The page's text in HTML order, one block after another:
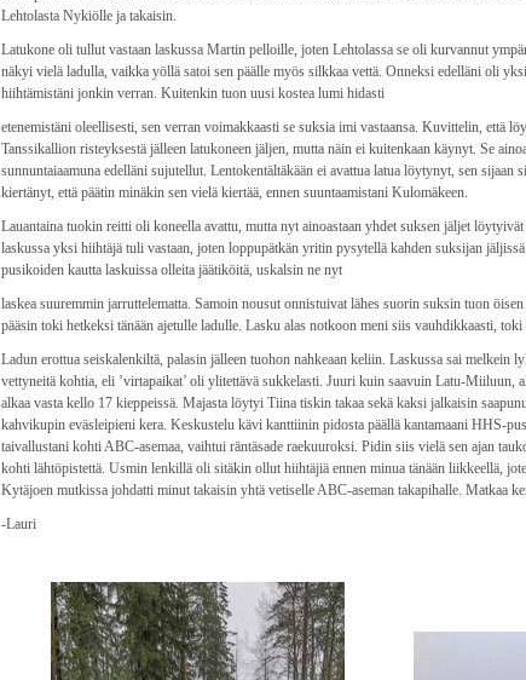
Lehtolasta Nykiölle ja takaisin.
Latukone oli tullut vastaan laskussa Martin pelloille, joten Lehtolassa se oli kurvannut
näkyi vielä ladulla, vaikka yöllä satoi sen päälle myös silkkaa vettä. Onneksi edelläni oli
hiihtämistäni jonkin verran. Kuitenkin tuon uusi kostea lumi hidasti
etenemistäni oleellisesti, sen verran voimakkaasti se suksia imi vastaansa. Kuvittelin, että
Tanssikallion risteyksestä jälleen latukoneen jäljen, mutta näin ei kuitenkaan käynyt. Se
sunnuntaiaamuna edelläni sujutellut. Lentokentältäkään ei avattua latua löytynyt, sen sijaan
kiertänyt, että päätin minäkin sen vielä kiertää, ennen suuntaamistani Kulomäkeen.
Lauantaina tuokin reitti oli koneella avattu, mutta nyt ainoastaan yhdet suksen jäljet
laskussa yksi hiihtäjä tuli vastaan, joten loppupätkän yritin pysytellä kahden suksijan
pusikoiden kautta laskuissa olleita jäätiköitä, uskalsin ne nyt
laskea suuremmin jarruttelematta. Samoin nousut onnistuivat lähes suorin suksin tuon
pääsin toki hetkeksi tänään ajetulle ladulle. Lasku alas notkoon meni siis vauhdikkaasti,
Ladun erottua seiskalenkiltä, palasin jälleen tuohon nahkeaan keliin. Laskussa sai melkein
vettyneitä kohtia, eli ’virtapaikat’ oli ylitettävä sukkelasti. Juuri kuin saavuin Latu-Miiluun,
alkaa vasta kello 17 kieppeissä. Majasta löytyi Tiina tiskin takaa sekä kaksi jalkaisin
kahvikupin eväsleipieni kera. Keskustelu kävi kanttiinin pidosta päällä kantamaani HHS-
taivallustani kohti ABC-asemaa, vaihtui räntäsade raekuuroksi. Pidin siis vielä sen ajan
kohti lähtöpistettä. Usmin lenkillä oli sitäkin ollut hiihtäjiä ennen minua tänään liikkeellä,
Kytäjoen mutkissa johdatti minut takaisin yhtä vetiselle ABC-aseman takapihalle. Matkaa
-Lauri